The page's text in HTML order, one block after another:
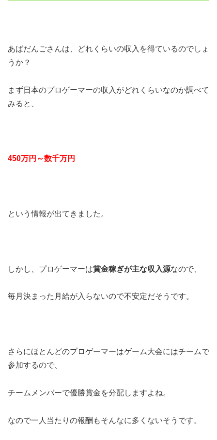
あばだんごさんは、どれくらいの収入を得ているのでしょ
うか？
まず日本のプロゲーマーの収入がどれくらいなのか調べて
みると、
450万円～数千万円
という情報が出てきました。
しかし、プロゲーマーは賞金稼ぎが主な収入源なので、
毎月決まった月給が入らないので不安定だそうです。
さらにほとんどのプロゲーマーはゲーム大会にはチームで
参加するので、
チームメンバーで優勝賞金を分配しますよね。
なので一人当たりの報酬もそんなに多くないそうです。